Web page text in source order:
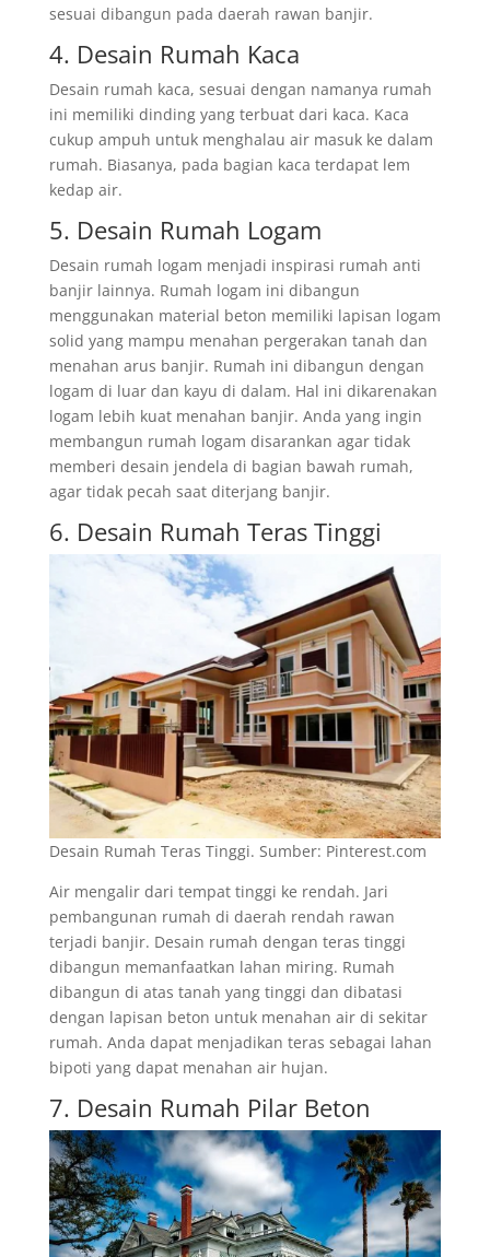
sesuai dibangun pada daerah rawan banjir.
4. Desain Rumah Kaca
Desain rumah kaca, sesuai dengan namanya rumah
ini memiliki dinding yang terbuat dari kaca. Kaca
cukup ampuh untuk menghalau air masuk ke dalam
rumah. Biasanya, pada bagian kaca terdapat lem
kedap air.
5. Desain Rumah Logam
Desain rumah logam menjadi inspirasi rumah anti
banjir lainnya. Rumah logam ini dibangun
menggunakan material beton memiliki lapisan logam
solid yang mampu menahan pergerakan tanah dan
menahan arus banjir. Rumah ini dibangun dengan
logam di luar dan kayu di dalam. Hal ini dikarenakan
logam lebih kuat menahan banjir. Anda yang ingin
membangun rumah logam disarankan agar tidak
memberi desain jendela di bagian bawah rumah,
agar tidak pecah saat diterjang banjir.
6. Desain Rumah Teras Tinggi
Desain Rumah Teras Tinggi. Sumber: Pinterest.com
Air mengalir dari tempat tinggi ke rendah. Jari
pembangunan rumah di daerah rendah rawan
terjadi banjir. Desain rumah dengan teras tinggi
dibangun memanfaatkan lahan miring. Rumah
dibangun di atas tanah yang tinggi dan dibatasi
dengan lapisan beton untuk menahan air di sekitar
rumah. Anda dapat menjadikan teras sebagai lahan
bipoti yang dapat menahan air hujan.
7. Desain Rumah Pilar Beton